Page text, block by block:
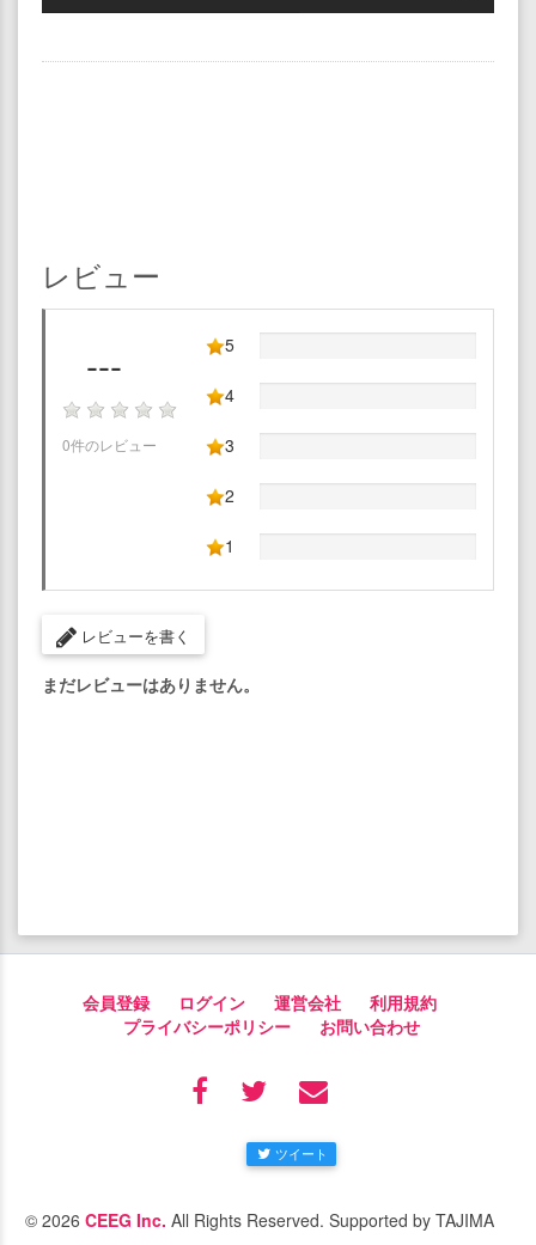
レビュー
---
0件のレビュー
5
4
3
2
1
レビューを書く
まだレビューはありません。
会員登録 ログイン 運営会社
利用規約
プライバシーポリシー
お問い合わせ
ツイート
© 2026 CEEG Inc. All Rights Reserved. Supported by TAJIMA